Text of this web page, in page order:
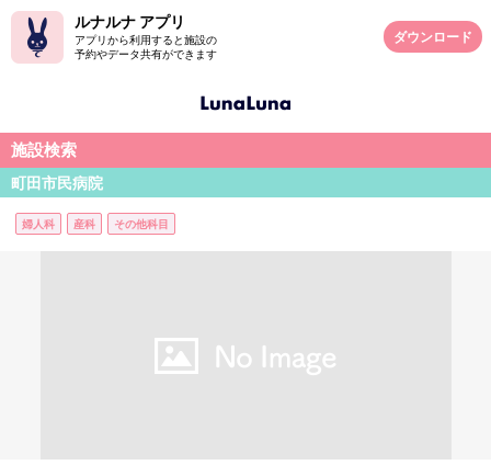
ルナルナ アプリ
アプリから利用すると施設の
予約やデータ共有ができます
ダウンロード
施設検索
町田市民病院
婦人科 産科 その他科目